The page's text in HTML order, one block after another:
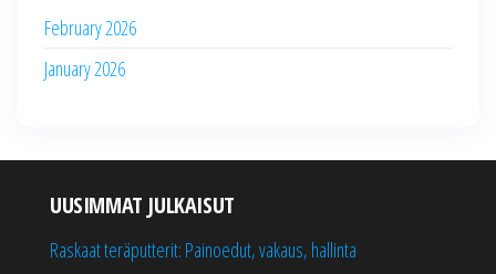
February 2026
January 2026
UUSIMMAT JULKAISUT
Raskaat teräputterit: Painoedut, vakaus, hallinta